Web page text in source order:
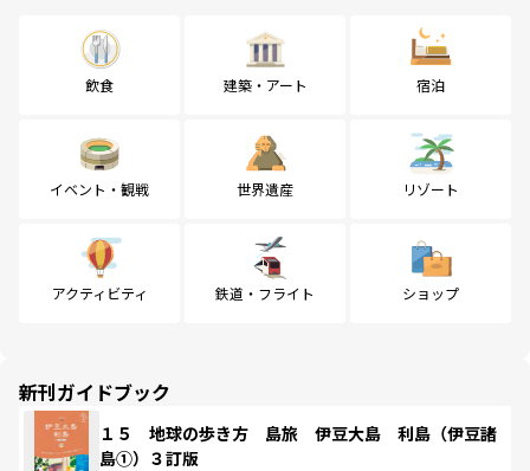
飲食 建築・アート 宿泊
イベント・観戦 世界遺産 リゾート
アクティビティ 鉄道・フライト ショップ
新刊ガイドブック
１５ 地球の歩き方 島旅 伊豆大島 利島（伊豆諸
島①）３訂版